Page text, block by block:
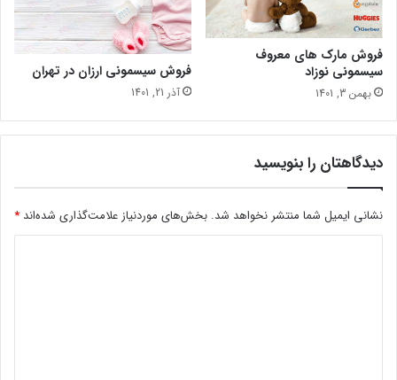
فروش مارک های معروف
سیسمونی نوزاد
بهمن 3, 1401
فروش سیسمونی ارزان در تهران
آذر 21, 1401
دیدگاهتان را بنویسید
نشانی ایمیل شما منتشر نخواهد شد. بخش‌های موردنیاز علامت‌گذاری شده‌اند *